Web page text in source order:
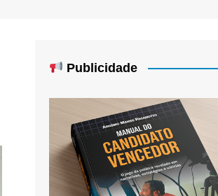
Publicidade